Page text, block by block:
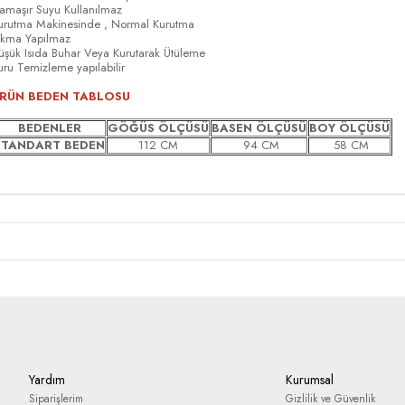
Suyu Kullanılmaz
Makinesinde , Normal Kurutma
Yapılmaz
Isıda Buhar Veya Kurutarak Ütüleme
Temizleme yapılabilir
BEDEN TABLOSU
BEDENLER
GÖĞÜS ÖLÇÜSÜ BASEN ÖLÇÜSÜ BOY ÖLÇÜSÜ
BEDEN
112 CM 94 CM 58 CM
Yardım
Siparişlerim
Kurumsal
Gizlilik ve Güvenlik